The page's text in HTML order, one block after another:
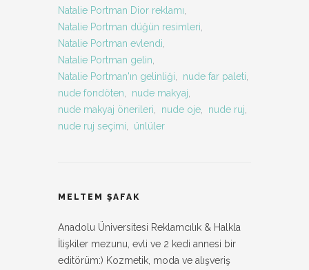
Natalie Portman Dior reklamı
Natalie Portman düğün resimleri
Natalie Portman evlendi
Natalie Portman gelin
Natalie Portman'ın gelinliği
nude far paleti
nude fondöten
nude makyaj
nude makyaj önerileri
nude oje nude ruj
nude ruj seçimi
ünlüler
MELTEM ŞAFAK
Anadolu Üniversitesi Reklamcılık & Halkla
İlişkiler mezunu, evli ve 2 kedi annesi bir
editörüm:) Kozmetik, moda ve alışveriş